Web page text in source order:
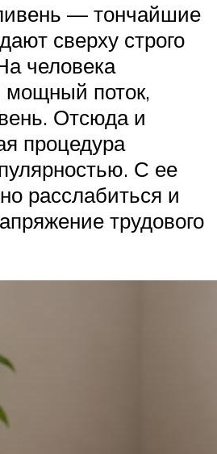
— тончайшие
сверху строго
человека
мощный поток,
Отсюда и
процедура
С ее
расслабиться и
трудового